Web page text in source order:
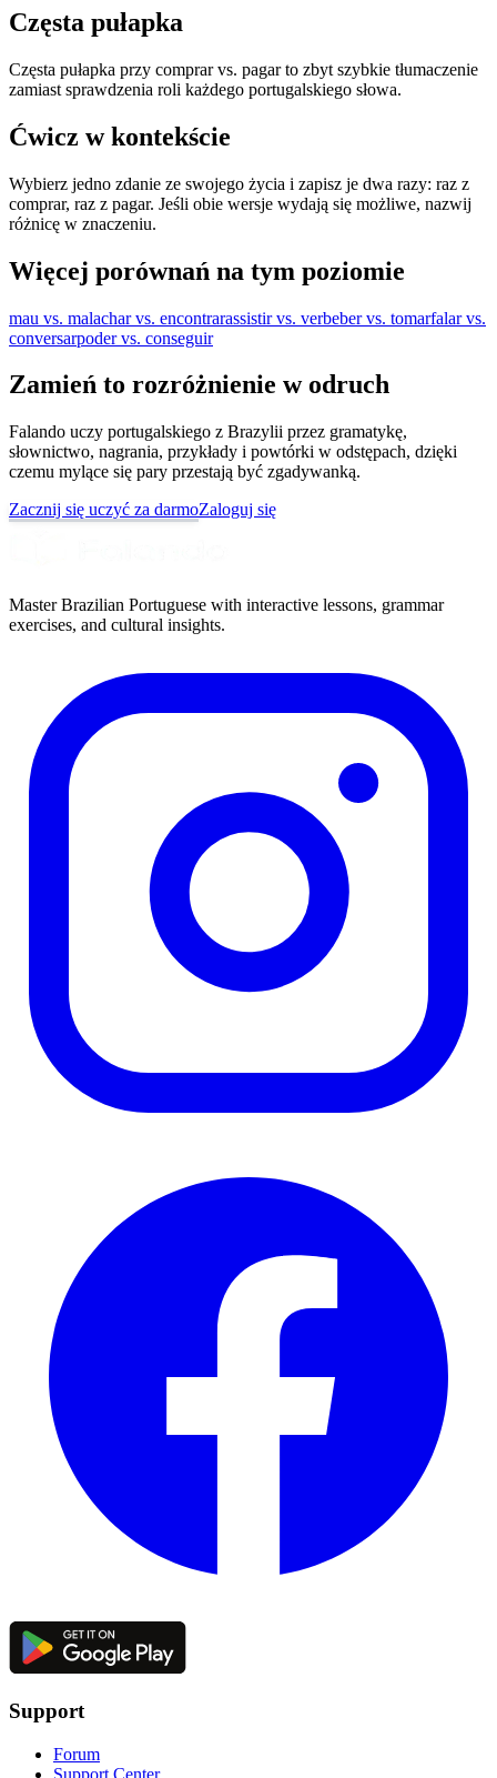
Częsta pułapka
Częsta pułapka przy comprar vs. pagar to zbyt szybkie tłumaczenie
zamiast sprawdzenia roli każdego portugalskiego słowa.
Ćwicz w kontekście
Wybierz jedno zdanie ze swojego życia i zapisz je dwa razy: raz z
comprar, raz z pagar. Jeśli obie wersje wydają się możliwe, nazwij
różnicę w znaczeniu.
Więcej porównań na tym poziomie
mau vs. malachar vs. encontrarassistir vs. verbeber vs. tomarfalar vs.
conversarpoder vs. conseguir
Zamień to rozróżnienie w odruch
Falando uczy portugalskiego z Brazylii przez gramatykę,
słownictwo, nagrania, przykłady i powtórki w odstępach, dzięki
czemu mylące się pary przestają być zgadywanką.
Zacznij się uczyć za darmoZaloguj się
Master Brazilian Portuguese with interactive lessons, grammar
exercises, and cultural insights.
Support
Forum
Support Center